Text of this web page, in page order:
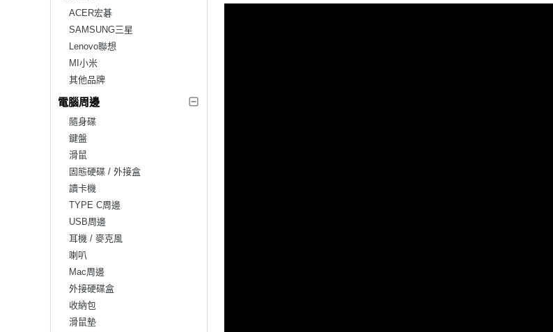
ACER宏碁
SAMSUNG三星
Lenovo聯想
MI小米
其他品牌
電腦周邊
隨身碟
鍵盤
滑鼠
固態硬碟 / 外接盒
讀卡機
TYPE C周邊
USB周邊
耳機 / 麥克風
喇叭
Mac周邊
外接硬碟盒
收納包
滑鼠墊